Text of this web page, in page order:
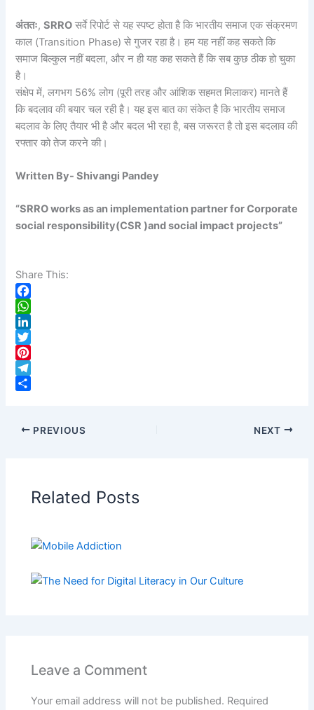
अंततः,SRRO सर्वे रिपोर्ट से यह स्पष्ट होता है कि भारतीय समाज एक संक्रमण
काल (Transition Phase) से गुजर रहा है। हम यह नहीं कह सकते कि
समाज बिल्कुल नहीं बदला, और न ही यह कह सकते हैं कि सब कुछ ठीक हो चुका
है।
संक्षेप में, लगभग 56% लोग (पूरी तरह और आंशिक सहमत मिलाकर) मानते हैं
कि बदलाव की बयार चल रही है। यह इस बात का संकेत है कि भारतीय समाज
बदलाव के लिए तैयार भी है और बदल भी रहा है, बस जरूरत है तो इस बदलाव की
रफ्तार को तेज करने की।
Written By- Shivangi Pandey
“SRRO works as an implementation partner for Corporate
social responsibility(CSR )and social impact projects”
Share This:
F
a
c
e
b
o
W
h
a
t
s
p
L
i
n
k
T
w
P
T
PREVIOUS NEXT
Related Posts
Leave a Comment
Your email address will not be published. Required